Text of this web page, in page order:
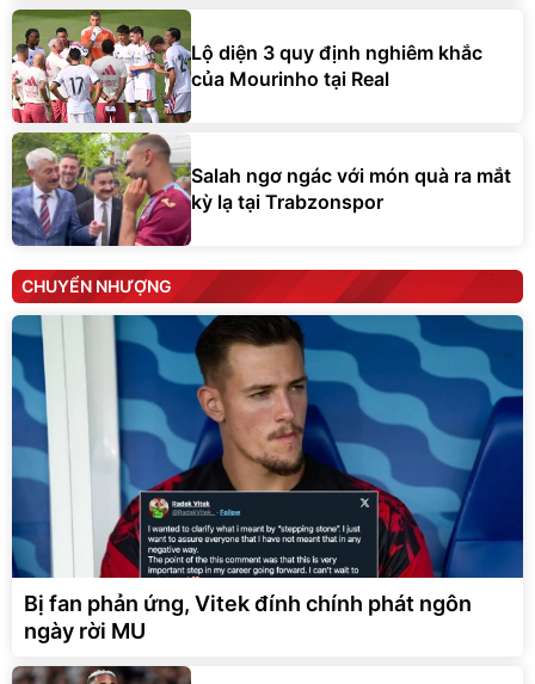
Lộ diện 3 quy định nghiêm khắc
của Mourinho tại Real
Salah ngơ ngác với món quà ra mắt
kỳ lạ tại Trabzonspor
CHUYỂN NHƯỢNG
Bị fan phản ứng, Vitek đính chính phát ngôn
ngày rời MU